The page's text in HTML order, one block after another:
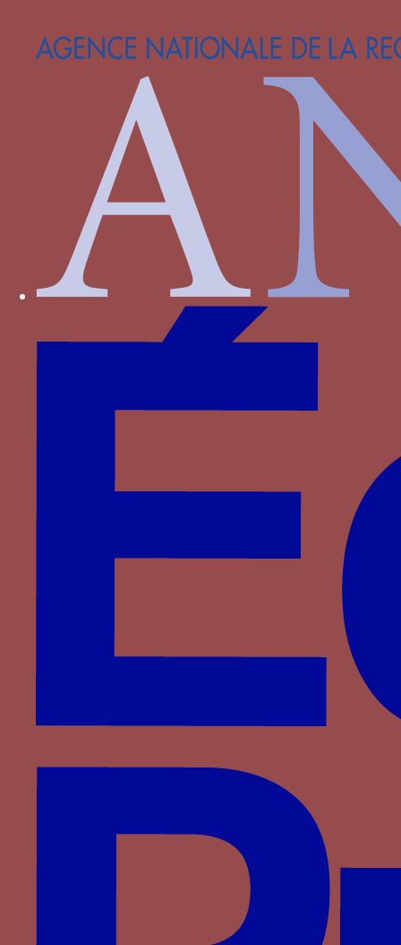
Clisson
Clèves
Foix-Béarn
Fontenay
Haveskerque
Hornes
Hédouville
Jouvenel des Ursins
La Haye
La Sale
La Viesville
Lenoncourt
Malestroit
Montefeltro
Saluces
Savoisy